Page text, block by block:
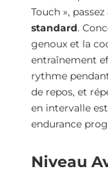
Touch »,
standard.
genoux et la
entraînement
rythme
de repos, et
en intervalle
endurance
Niveau